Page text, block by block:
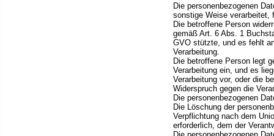
Die personenbezogenen
sonstige Weise verarbeitet,
Die betroffene Person
gemäß Art. 6 Abs. 1
GVO stützte, und es fehlt
Verarbeitung.
Die betroffene Person legt
Verarbeitung ein, und es
Verarbeitung vor, oder die
Widerspruch gegen die
Die personenbezogenen
Die Löschung der
Verpflichtung nach dem
erforderlich, dem der